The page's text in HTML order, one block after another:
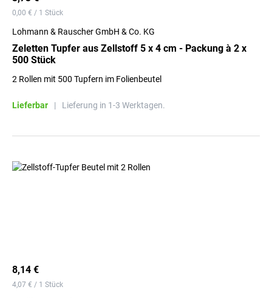
0,00 € / 1 Stück
Lohmann & Rauscher GmbH & Co. KG
Zeletten Tupfer aus Zellstoff 5 x 4 cm - Packung à 2 x
500 Stück
2 Rollen mit 500 Tupfern im Folienbeutel
Lieferbar | Lieferung in 1-3 Werktagen.
8,14 €
4,07 € / 1 Stück